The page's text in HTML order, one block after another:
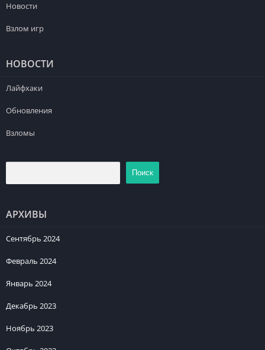
Новости
Взлом игр
НОВОСТИ
Лайфхаки
Обновления
Взломы
Поиск
АРХИВЫ
Сентябрь 2024
Февраль 2024
Январь 2024
Декабрь 2023
Ноябрь 2023